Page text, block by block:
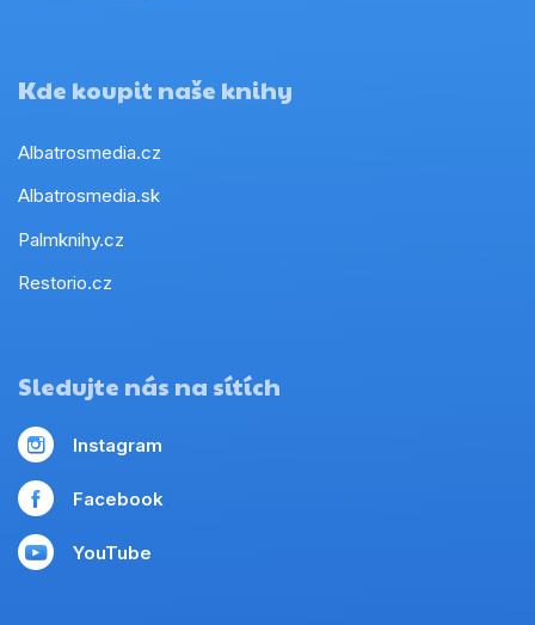
Kde koupit naše knihy
Albatrosmedia.cz
Albatrosmedia.sk
Palmknihy.cz
Restorio.cz
Sledujte nás na sítích
Instagram
Facebook
YouTube